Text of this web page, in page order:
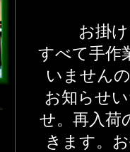
お掛
すべて手作
いません
お知らせ
せ。再入荷
きます。